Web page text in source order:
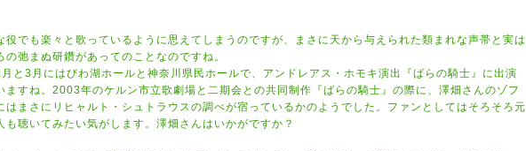
役でも楽々と歌っているように思えてしまうのですが、まさに天から与えられた類まれな声帯と実は
の弛まぬ研鑽があってのことなのですね。
と3月にはびわ湖ホールと神奈川県民ホールで、アンドレアス・ホモキ演出『ばらの騎士』に出演
ますね。2003年のケルン市立歌劇場と二期会との共同制作『ばらの騎士』の際に、澤畑さんのゾフ
はまさにリヒャルト・シュトラウスの調べが宿っているかのようでした。ファンとしてはそろそろ元
も聴いてみたい気がします。澤畑さんはいかがですか？